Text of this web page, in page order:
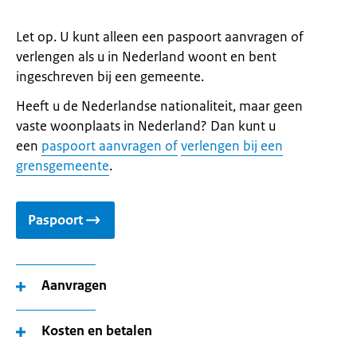
Let op. U kunt alleen een paspoort aanvragen of
verlengen als u in Nederland woont en bent
ingeschreven bij een gemeente.
Heeft u de Nederlandse nationaliteit, maar geen
vaste woonplaats in Nederland? Dan kunt u
een paspoort aanvragen ofverlengen bij een
grensgemeente.
Paspoort
Aanvragen
Kosten en betalen